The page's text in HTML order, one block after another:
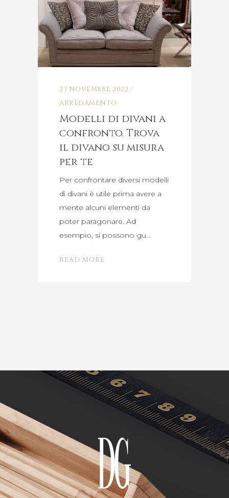
23 NOVEMBRE 2022
ARREDAMENTO
Modelli di divani a
confronto. Trova
il divano su misura
per te
Per confrontare diversi modelli
di divani è utile prima avere a
mente alcuni elementi da
poter paragonare. Ad
esempio, si possono gu
READ MORE